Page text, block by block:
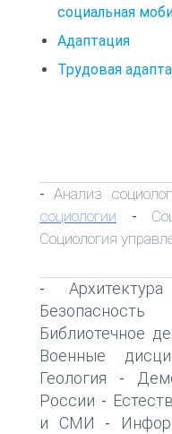
социальная
Адаптация
Трудовая
- Анализ
социологии -
Социология
-
Безопасность
Библиотечное
Военные
Геология -
России -
и СМИ -